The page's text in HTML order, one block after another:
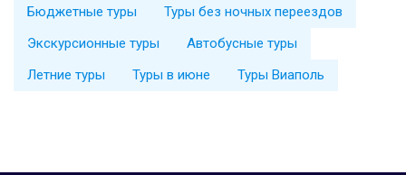
Бюджетные туры
Туры без ночных переездов
Экскурсионные туры
Автобусные туры
Летние туры
Туры в июне Туры Виаполь